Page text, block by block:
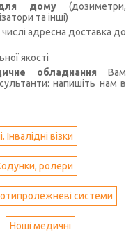
дому(дозиметри,
та інші)
числі адресна доставка до
якості
обладнання Вам
напишіть нам в
Інвалідні візки
ролери
системи
Ноші медичні